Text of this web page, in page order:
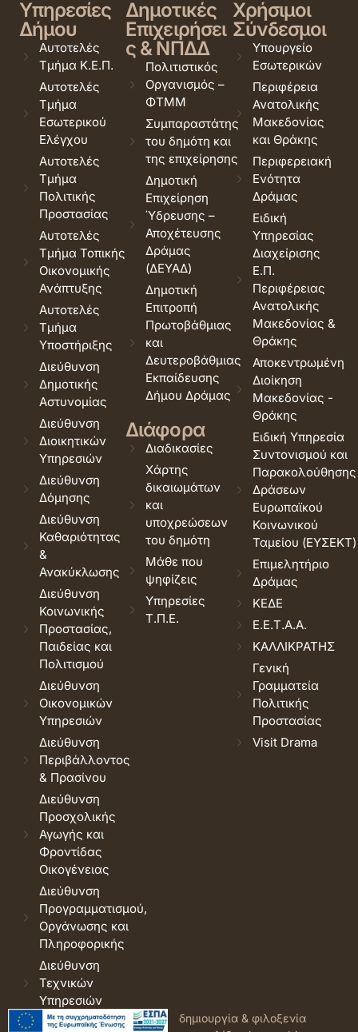
Υπηρεσίες
Δήμου
Αυτοτελές
Τμήμα Κ.Ε.Π.
Αυτοτελές
Τμήμα
Εσωτερικού
Ελέγχου
Αυτοτελές
Τμήμα
Πολιτικής
Προστασίας
Αυτοτελές
Τμήμα Τοπικής
Οικονομικής
Ανάπτυξης
Αυτοτελές
Τμήμα
Υποστήριξης
Διεύθυνση
Δημοτικής
Αστυνομίας
Διεύθυνση
Διοικητικών
Υπηρεσιών
Διεύθυνση
Δόμησης
Διεύθυνση
Καθαριότητας
&
Ανακύκλωσης
Διεύθυνση
Κοινωνικής
Προστασίας,
Παιδείας και
Πολιτισμού
Διεύθυνση
Οικονομικών
Υπηρεσιών
Διεύθυνση
Περιβάλλοντος
& Πρασίνου
Διεύθυνση
Προσχολικής
Αγωγής και
Φροντίδας
Οικογένειας
Διεύθυνση
Προγραμματισμού,
Οργάνωσης και
Πληροφορικής
Διεύθυνση
Τεχνικών
Υπηρεσιών
Δημοτικές
Επιχειρήσει
ς & ΝΠΔΔ
Πολιτιστικός
Οργανισμός –
ΦΤΜΜ
Συμπαραστάτης
του δημότη και
της επιχείρησης
Δημοτική
Επιχείρηση
Ύδρευσης –
Αποχέτευσης
Δράμας
(ΔΕΥΑΔ)
Δημοτική
Επιτροπή
Πρωτοβάθμιας
και
Δευτεροβάθμιας
Εκπαίδευσης
Δήμου Δράμας
Διάφορα
Διαδικασίες
Χάρτης
δικαιωμάτων
και
υποχρεώσεων
του δημότη
Μάθε που
ψηφίζεις
Υπηρεσίες
Τ.Π.Ε.
Χρήσιμοι
Σύνδεσμοι
Υπουργείο
Εσωτερικών
Περιφέρεια
Ανατολικής
Μακεδονίας
και Θράκης
Περιφερειακή
Ενότητα
Δράμας
Ειδική
Υπηρεσίας
Διαχείρισης
Ε.Π.
Περιφέρειας
Ανατολικής
Μακεδονίας &
Θράκης
Αποκεντρωμένη
Διοίκηση
Μακεδονίας -
Θράκης
Ειδική Υπηρεσία
Συντονισμού και
Παρακολούθησης
Δράσεων
Ευρωπαϊκού
Κοινωνικού
Ταμείου (ΕΥΣΕΚΤ)
Επιμελητήριο
Δράμας
ΚΕΔΕ
Ε.Ε.Τ.Α.Α.
ΚΑΛΛΙΚΡΑΤΗΣ
Γενική
Γραμματεία
Πολιτικής
Προστασίας
Visit Drama
© 2026 Δήμος Δράμας. Όροι
δημιουργία & φιλοξενία